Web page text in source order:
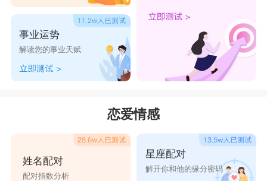
地方，或高处阳光照得到的地方;后引申为日光，日头;又
引申为有光的，光亮的，明显的，外露的，可见的，凸出
的;又引申为公开地，明显地等意思。“阳”也是中国姓氏
之一。取名的寓意和含义是阳光开朗、乐观积极、积极向
男宝宝名字，吉祥有寓意，寓意男孩杰出优秀，耀眼光
芒，乐观积极，充满希望，温暖美好。
景明
景字五行属木，本义指日光。“风景”本指风与日光，
事业运势
解读您的事业天赋
恋爱情感
姓名配对
配对指数分析
星座配对
解开你和他的缘分密码